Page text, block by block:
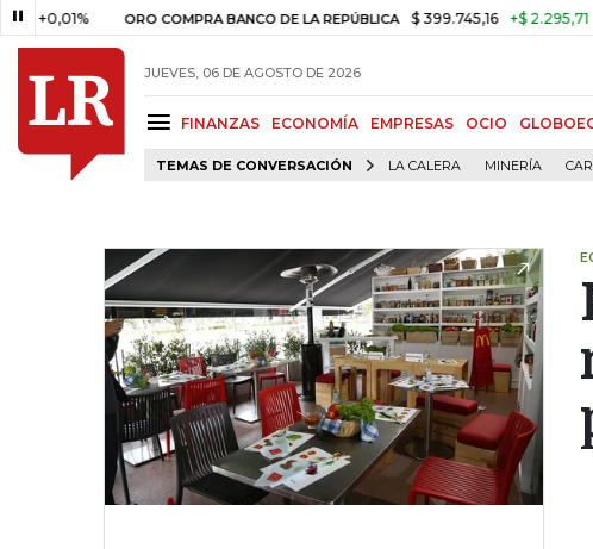
ORO COMPRA BANCO DE LA REPÚBLICA $ 399.745,16 +$ 2.295,71 +0,58%
JUEVES, 06 DE AGOSTO DE 2026
FINANZAS ECONOMÍA EMPRESAS OCIO
TEMAS DE CONVERSACIÓN LA CALERA MINERÍA